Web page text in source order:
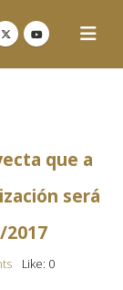
que a
será
2017
Like: 0